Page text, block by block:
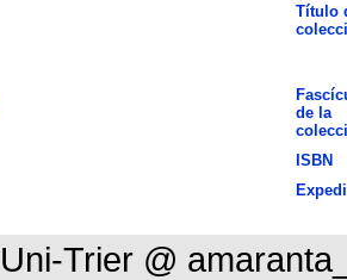
Título
de la
ISBN
Uni-Trier @